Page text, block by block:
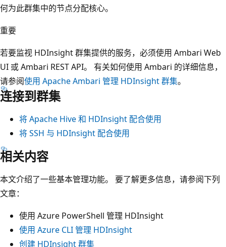
何为此群集中的节点分配核心。
重要
若要监视 HDInsight 群集提供的服务，必须使用 Ambari Web
UI 或 Ambari REST API。 有关如何使用 Ambari 的详细信息，
请参阅使用 Apache Ambari 管理 HDInsight 群集。
连接到群集
将 Apache Hive 和 HDInsight 配合使用
将 SSH 与 HDInsight 配合使用
相关内容
本文介绍了一些基本管理功能。 要了解更多信息，请参阅下列
文章：
使用 Azure PowerShell 管理 HDInsight
使用 Azure CLI 管理 HDInsight
创建 HDInsight 群集